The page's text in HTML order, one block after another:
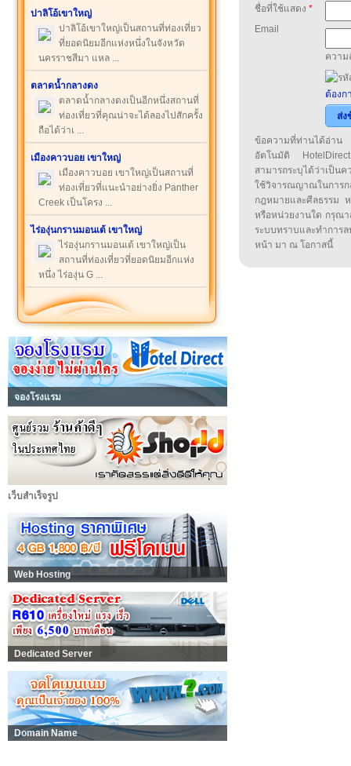
ปาลิโอ้เขาใหญ่
ปาลิโอ้เขาใหญ่เป็นสถานที่ท่องเที่ยว
ที่ยอดนิยมอีกแห่งหนึ่งในจังหวัด
นครราชสีมา แหล ...
ตลาดน้ำกลางดง
ตลาดน้ำกลางดงเป็นอีกหนึ่งสถานที่
ท่องเที่ยวที่คุณน่าจะได้ลองไปสักครั้ง
ถือได้ว่าเ ...
เมืองคาวบอย เขาใหญ่
เมืองคาวบอย เขาใหญ่เป็นสถานที่
ท่องเที่ยวที่แนะนำอย่างยิ่ง Panther
Creek เป็นโครง ...
ไร่องุ่นกรานมอนเต้ เขาใหญ่
ไร่องุ่นกรานมอนเต้ เขาใหญ่เป็น
สถานที่ท่องเที่ยวที่ยอดนิยมอีกแห่ง
หนึ่ง ไร่องุ่น G ...
จองโรงแรม
เว็บสำเร็จรูป
Web Hosting
Dedicated Server
Domain Name
ชื่อที่ใช้แสดง *
Email
ความ
ต้องก
ส่ง
ข้อความที่ท่านได้อ่าน
อัตโนมัติ
สามารถระบุได้ว่าเป็น
ใช้วิจารณญาณในกา
กฎหมายและศีลธรรม
หรือหน่วยงานใด กรุณา
ระบบทราบและทำกา
หน้า มา ณ โอกาสนี้